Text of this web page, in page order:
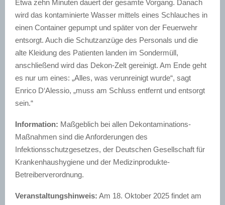
Etwa zehn Minuten dauert der gesamte Vorgang. Danach
wird das kontaminierte Wasser mittels eines Schlauches in
einen Container gepumpt und später von der Feuerwehr
entsorgt. Auch die Schutzanzüge des Personals und die
alte Kleidung des Patienten landen im Sondermüll,
anschließend wird das Dekon-Zelt gereinigt. Am Ende geht
es nur um eines: „Alles, was verunreinigt wurde“, sagt
Enrico D‘Alessio, „muss am Schluss entfernt und entsorgt
sein.“
Information: Maßgeblich bei allen Dekontaminations-
Maßnahmen sind die Anforderungen des
Infektionsschutzgesetzes, der Deutschen Gesellschaft für
Krankenhaushygiene und der Medizinprodukte-
Betreiberverordnung.
Veranstaltungshinweis: Am 18. Oktober 2025 findet am